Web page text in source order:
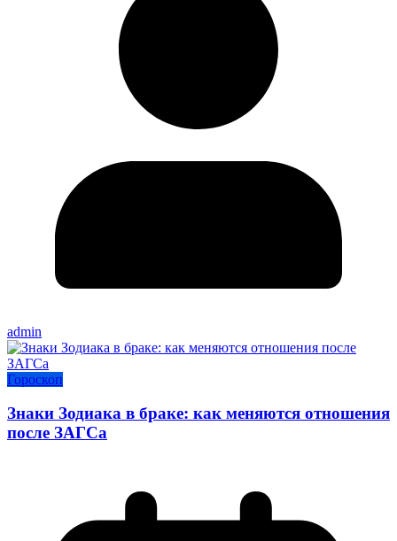
admin
Гороскоп
Знаки Зодиака в браке: как меняются отношения
после ЗАГСа